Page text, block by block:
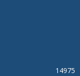
14975